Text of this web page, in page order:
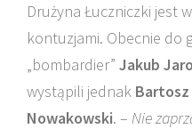
Drużyna Łuczniczki jest
kontuzjami. Obecnie do
„bombardier” Jakub
wystąpili jednak
Nowakowski. – Nie